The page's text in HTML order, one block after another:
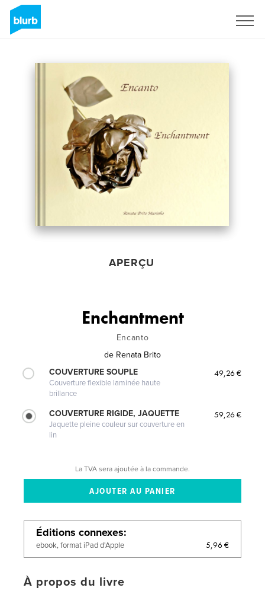
APERÇU
Enchantment
Encanto
de Renata Brito
COUVERTURE SOUPLE
Couverture flexible laminée haute
brillance
49,26 €
COUVERTURE RIGIDE, JAQUETTE
Jaquette pleine couleur sur couverture en
lin
59,26 €
La TVA sera ajoutée à la commande.
Éditions connexes
ebook, format iPad d'Apple 5,96 €
À propos du livre